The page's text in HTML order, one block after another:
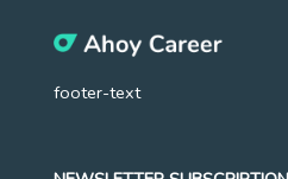
footer-text